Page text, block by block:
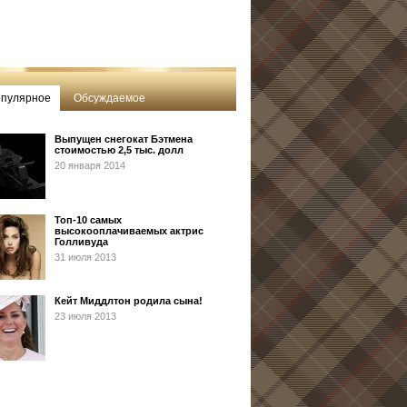
Обсуждаемое
Выпущен снегокат Бэтмена
стоимостью 2,5 тыс. долл
20 января 2014
Топ-10 самых
высокооплачиваемых актрис
Голливуда
31 июля 2013
Кейт Миддлтон родила сына!
23 июля 2013